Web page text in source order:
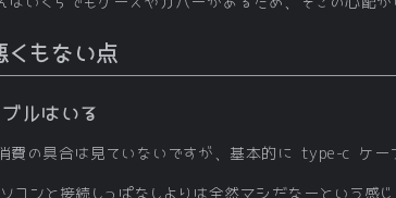
くもない点
ルはいる
費の具合は見ていないですが、基本的に type-c ケー
コンと接続しっぱなしよりは全然マシだなーという感じ